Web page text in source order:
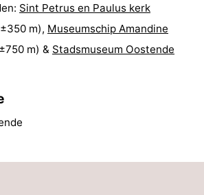
Sint Petrus en Paulus kerk
m), Museumschip Amandine
m) & Stadsmuseum Oostende